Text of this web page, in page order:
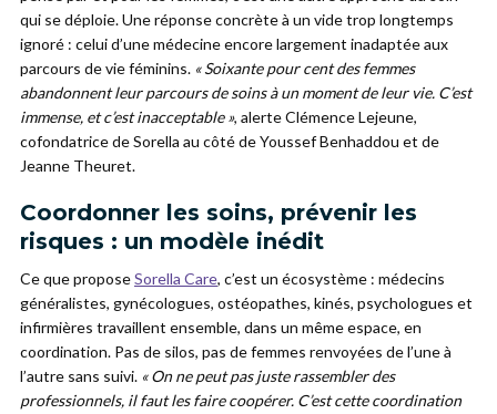
qui se déploie. Une réponse concrète à un vide trop longtemps
ignoré : celui d’une médecine encore largement inadaptée aux
parcours de vie féminins. « Soixante pour cent des femmes
abandonnent leur parcours de soins à un moment de leur vie. C’est
immense, et c’est inacceptable », alerte Clémence Lejeune,
cofondatrice de Sorella au côté de Youssef Benhaddou et de
Jeanne Theuret.
Coordonner les soins, prévenir les
risques : un modèle inédit
Ce que proposeSorella Care, c’est un écosystème : médecins
généralistes, gynécologues, ostéopathes, kinés, psychologues et
infirmières travaillent ensemble, dans un même espace, en
coordination. Pas de silos, pas de femmes renvoyées de l’une à
l’autre sans suivi. « On ne peut pas juste rassembler des
professionnels, il faut les faire coopérer. C’est cette coordination